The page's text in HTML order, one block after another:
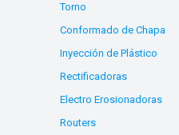
Torno
Conformado de Chapa
Inyección de Plástico
Rectificadoras
Electro Erosionadoras
Routers